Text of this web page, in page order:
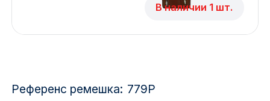
1 Мая
2717 км
В наличии 1 шт.
Референс ремешка: 779P